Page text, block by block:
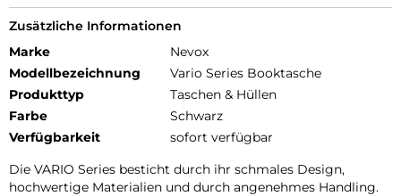
Zusätzliche Informationen
Marke
Nevox
Modellbezeichnung
Vario Series Booktasche
Produkttyp
Taschen & Hüllen
Farbe
Schwarz
Verfügbarkeit
sofort verfügbar
Die VARIO Series besticht durch ihr schmales Design,
hochwertige Materialien und durch angenehmes Handling.